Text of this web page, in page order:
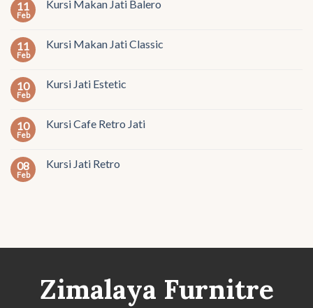
11
Feb
Kursi Makan Jati Balero
11
Feb
Kursi Makan Jati Classic
10
Feb
Kursi Jati Estetic
10
Feb
Kursi Cafe Retro Jati
08
Feb
Kursi Jati Retro
Zimalaya Furnitre